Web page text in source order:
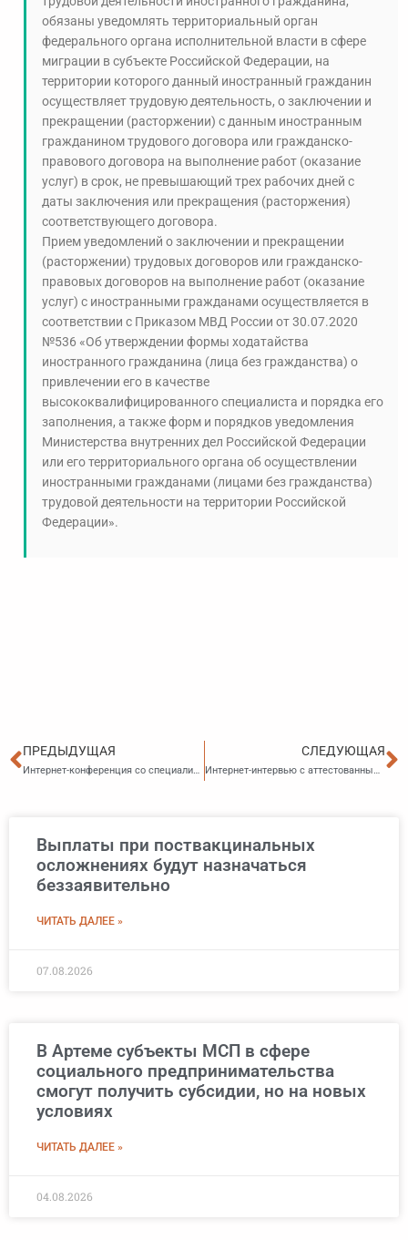
обязаны уведомлять территориальный орган
федерального органа исполнительной власти в сфере
миграции в субъекте Российской Федерации, на
территории которого данный иностранный гражданин
осуществляет трудовую деятельность, о заключении и
прекращении (расторжении) с данным иностранным
гражданином трудового договора или гражданско-
правового договора на выполнение работ (оказание
услуг) в срок, не превышающий трех рабочих дней с
даты заключения или прекращения (расторжения)
соответствующего договора.
Прием уведомлений о заключении и прекращении
(расторжении) трудовых договоров или гражданско-
правовых договоров на выполнение работ (оказание
услуг) с иностранными гражданами осуществляется в
соответствии с Приказом МВД России от 30.07.2020
№536 «Об утверждении формы ходатайства
иностранного гражданина (лица без гражданства) о
привлечении его в качестве
высококвалифицированного специалиста и порядка его
заполнения, а также форм и порядков уведомления
Министерства внутренних дел Российской Федерации
или его территориального органа об осуществлении
иностранными гражданами (лицами без гражданства)
трудовой деятельности на территории Российской
Федерации».
Пред
ПРЕДЫДУЩАЯ
Интернет-конференция со специалистами Государственной инспекции труда в Приморском крае на тему: «Действия работодателей в случае мобилизации сотрудника»
СЛЕДУЮЩАЯ
Интернет-интервью с аттестованным профессиональным бухгалтером, членом Института профессиональных бухгалтеров и аудиторов России Сергеевой Ольгой Матвеевной на тему: «Актуальные вопросы налогообложения и бухучета»
Выплаты при поствакцинальных
осложнениях будут назначаться
беззаявительно
ЧИТАТЬ ДАЛЕЕ »
07.08.2026
В Артеме субъекты МСП в сфере
социального предпринимательства
смогут получить субсидии, но на новых
условиях
ЧИТАТЬ ДАЛЕЕ »
04.08.2026